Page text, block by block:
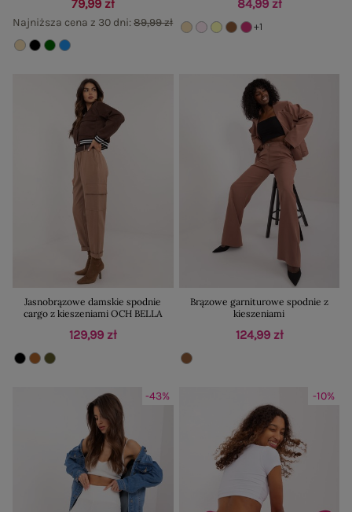
79,99 zł
Najniższa cena z 30 dni:89,99 zł
84,99 zł
+1
Jasnobrązowe damskie spodnie
cargo z kieszeniami OCH BELLA
129,99 zł
Brązowe garniturowe spodnie z
kieszeniami
124,99 zł
-43% -10%